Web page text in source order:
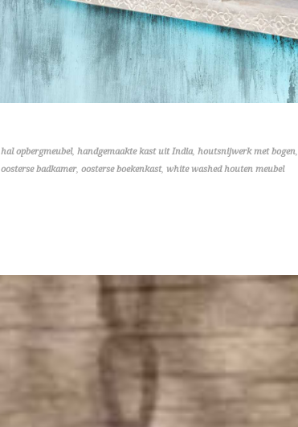
hal opbergmeubel, handgemaakte kast uit India, houtsnijwerk met bogen,
oosterse badkamer, oosterse boekenkast, white washed houten meubel